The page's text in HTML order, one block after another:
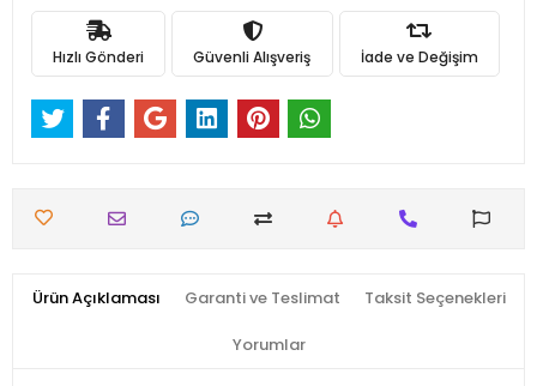
Hızlı Gönderi Güvenli Alışveriş İade ve Değişim
Ürün Açıklaması Garanti ve Teslimat Taksit Seçenekleri
Yorumlar